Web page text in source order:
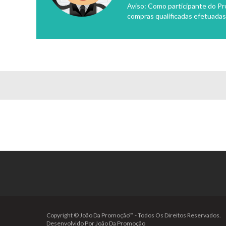
Aviso: Como participante do
compras qualificadas efetuadas
Copyright © João Da Promoção™ - Todos Os Direitos Reservados.
Desenvolvido Por João Da Promoção